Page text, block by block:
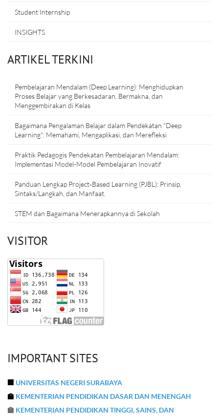
Student Internship
INSIGHTS
ARTIKEL TERKINI
Pembelajaran Mendalam (Deep Learning): Menghidupkan
Proses Belajar yang Berkesadaran, Bermakna, dan
Menggembirakan di Kelas
Bagaimana Pengalaman Belajar dalam Pendekatan "Deep
Learning": Memahami, Mengaplikasi, dan Merefleksi
Praktik Pedagogis Pendekatan Pembelajaran Mendalam:
Implementasi Model-Model Pembelajaran Inovatif
Panduan Lengkap Project‑Based Learning (PJBL): Prinsip,
Sintaks/Langkah, dan Manfaat.
STEM dan Bagaimana Menerapkannya di Sekolah
VISITOR
IMPORTANT SITES
🏢 UNIVERSITAS NEGERI SURABAYA
🏫 KEMENTERIAN PENDIDIKAN DASAR DAN MENENGAH
🏫 KEMENTERIAN PENDIDIKAN TINGGI, SAINS, DAN